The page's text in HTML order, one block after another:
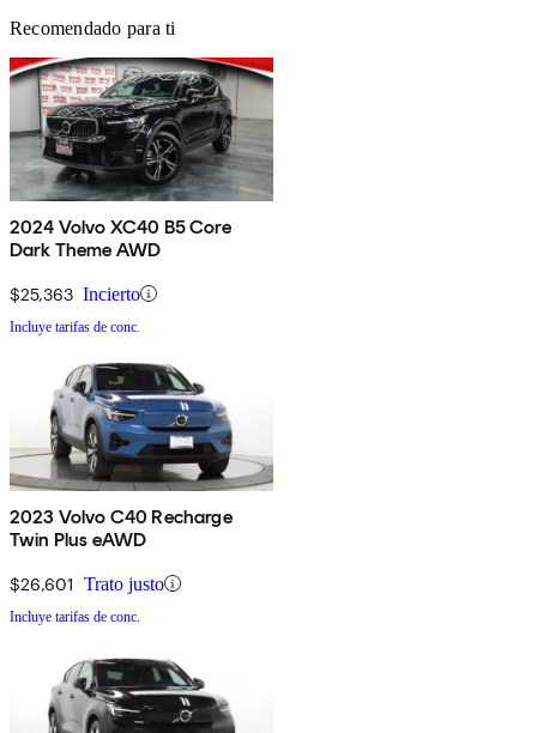
Recomendado para ti
2024 Volvo XC40 B5 Core
Dark Theme AWD
$25,363 Incierto
Incluye tarifas de conc.
2023 Volvo C40 Recharge
Twin Plus eAWD
$26,601 Trato justo
Incluye tarifas de conc.